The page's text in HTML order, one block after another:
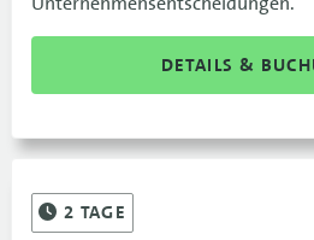
DETAILS &
2 TAGE